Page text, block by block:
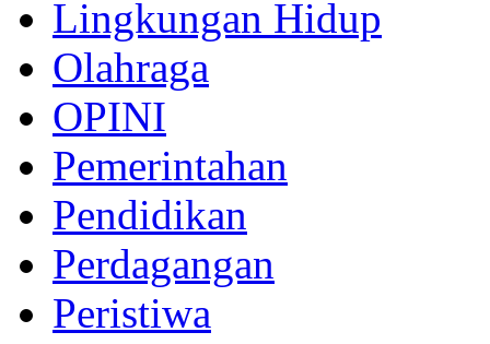
Lingkungan Hidup
Olahraga
OPINI
Pemerintahan
Pendidikan
Perdagangan
Peristiwa